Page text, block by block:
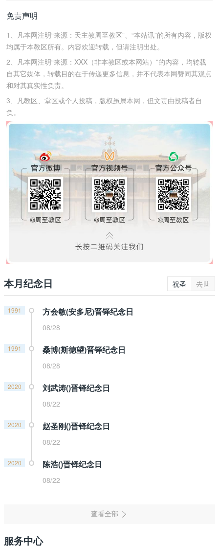
免责声明
1、凡本网注明“来源：天主教周至教区”、“本站讯”的所有内容，版权
均属于本教区所有。内容欢迎转载，但请注明出处。
2、凡本网注明“来源：XXX（非本教区或本网站）”的内容，均转载
自其它媒体，转载目的在于传递更多信息，并不代表本网赞同其观点
和对其真实性负责。
3、凡教区、堂区或个人投稿，版权虽属本网，但文责由投稿者自
负。
本月纪念日 祝圣 去世
1991 方会敏(安多尼)晋铎纪念日
08/28
1991 桑博(斯德望)晋铎纪念日
08/28
2020 刘武涛()晋铎纪念日
08/22
2020 赵圣刚()晋铎纪念日
08/22
2020 陈浩()晋铎纪念日
08/22
服务中心